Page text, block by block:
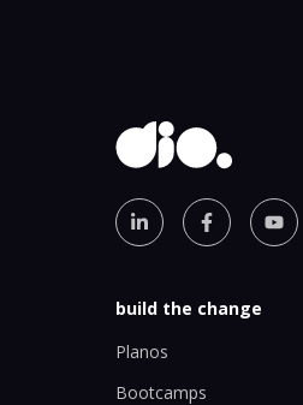
build the change
Planos
Bootcamps